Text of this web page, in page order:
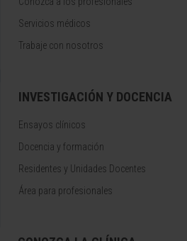
Servicios médicos
Trabaje con nosotros
INVESTIGACIÓN Y DOCENCIA
Ensayos clínicos
Docencia y formación
Residentes y Unidades Docentes
Área para profesionales